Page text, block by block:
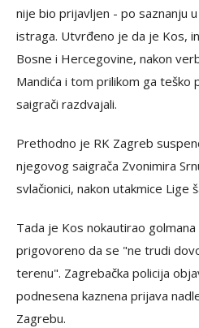
nije bio prijavljen - po saznanju
istraga. Utvrđeno je da je Kos,
Bosne i Hercegovine, nakon
Mandića i tom prilikom ga teško
saigrači razdvajali.
Prethodno je RK Zagreb
njegovog saigrača Zvonimira
svlačionici, nakon utakmice Lige
Tada je Kos nokautirao
prigovoreno da se "ne trudi
terenu". Zagrebačka policija
podnesena kaznena prijava
Zagrebu.